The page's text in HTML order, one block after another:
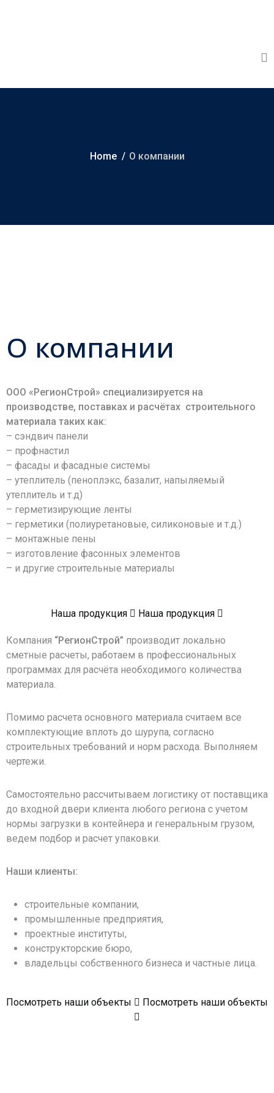
Home О компании
О компании
ООО «РегионСтрой» специализируется на
производстве, поставках и расчётах строительного
материала таких как:
– cэндвич панели
– профнастил
– фасады и фасадные системы
– утеплитель (пеноплэкс, базалит, напыляемый
утеплитель и т.д)
– герметизирующие ленты
– герметики (полиуретановые, силиконовые и т.д.)
– монтажные пены
– изготовление фасонных элементов
– и другие строительные материалы
Наша продукция Наша продукция
Компания “РегионСтрой” производит локально
сметные расчеты, работаем в профессиональных
программах для расчёта необходимого количества
материала.
Помимо расчета основного материала считаем все
комплектующие вплоть до шурупа, согласно
строительных требований и норм расхода. Выполняем
чертежи.
Самостоятельно рассчитываем логистику от поставщика
до входной двери клиента любого региона с учетом
нормы загрузки в контейнера и генеральным грузом,
ведем подбор и расчет упаковки.
Наши клиенты:
строительные компании,
промышленные предприятия,
проектные институты,
конструкторские бюро,
владельцы собственного бизнеса и частные лица.
Посмотреть наши объекты Посмотреть наши объекты